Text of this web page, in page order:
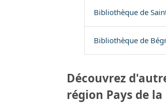
Bibliothèque de
Bibliothèque de
Découvrez
région Pays de